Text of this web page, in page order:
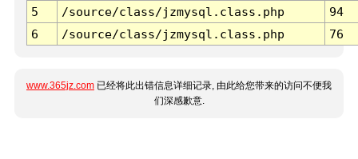
5
/source/class/jzmysql.class.php
94
6
/source/class/jzmysql.class.php 76
www.365jz.com 已经将此出错信息详细记录, 由此给您带来的访问不便我
们深感歉意.